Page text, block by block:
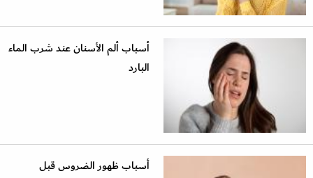
أسباب ألم الأسنان عند شرب الماء
البارد
أسباب ظهور الضروس قبل